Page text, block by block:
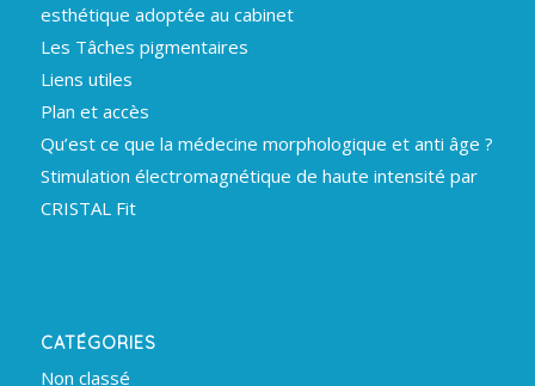
esthétique adoptée au cabinet
Les Tâches pigmentaires
Liens utiles
Plan et accès
Qu’est ce que la médecine morphologique et anti âge ?
Stimulation électromagnétique de haute intensité par
CRISTAL Fit
CATÉGORIES
Non classé